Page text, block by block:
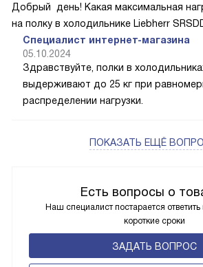
Есть вопросы о
Наш специалист постарается
короткие сроки
ЗАДАТЬ ВОПРОС
Добрый день! Какая максимальная
на полку в холодильнике Liebherr
Специалист интернет-магазина
05.10.2024
Здравствуйте, полки в
выдерживают до 25 кг при
распределении нагрузки.
ПОКАЗАТЬ ЕЩЁ